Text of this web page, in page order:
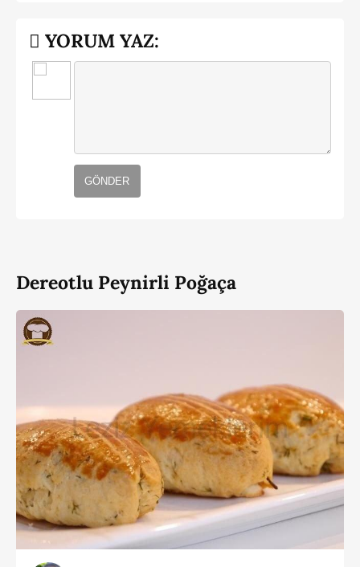
YORUM YAZ:
GÖNDER
Dereotlu Peynirli Poğaça